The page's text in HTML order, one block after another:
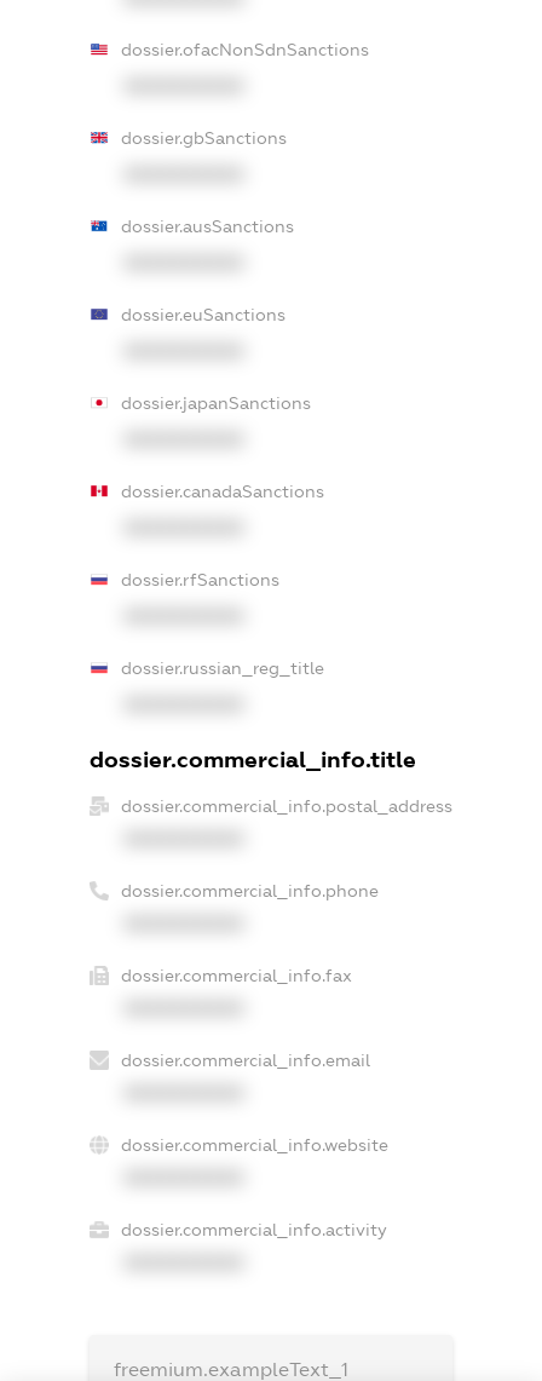
dossier.ofacNonSdnSanctions
dossier.gbSanctions
dossier.ausSanctions
dossier.euSanctions
dossier.japanSanctions
dossier.canadaSanctions
dossier.rfSanctions
dossier.russian_reg_title
dossier.commercial_info.title
dossier.commercial_info.postal_address
dossier.commercial_info.phone
dossier.commercial_info.fax
dossier.commercial_info.email
dossier.commercial_info.website
dossier.commercial_info.activity
freemium.exampleText_1